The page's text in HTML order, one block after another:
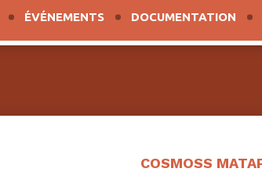
ÉVÉNEMENTS DOCUMENTATION
COSMOSS